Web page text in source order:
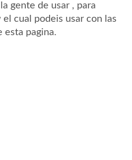
gente de usar , para
cual podeis usar con las
esta pagina.